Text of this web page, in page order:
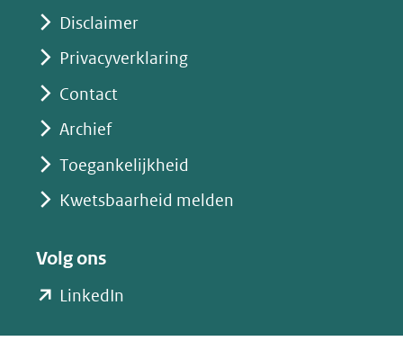
Disclaimer
Privacyverklaring
Contact
Archief
Toegankelijkheid
Kwetsbaarheid melden
Volg ons
LinkedIn